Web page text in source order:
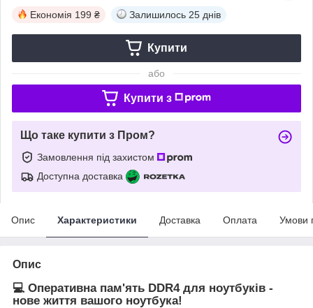
Економія 199 ₴ Залишилось 25 днів
Купити
або
Купити з
Що таке купити з Пром?
Замовлення під захистом
Доступна доставка
Опис Характеристики Доставка Оплата Умови
Опис
💻 Оперативна пам'ять DDR4 для ноутбуків -
нове життя вашого ноутбука!